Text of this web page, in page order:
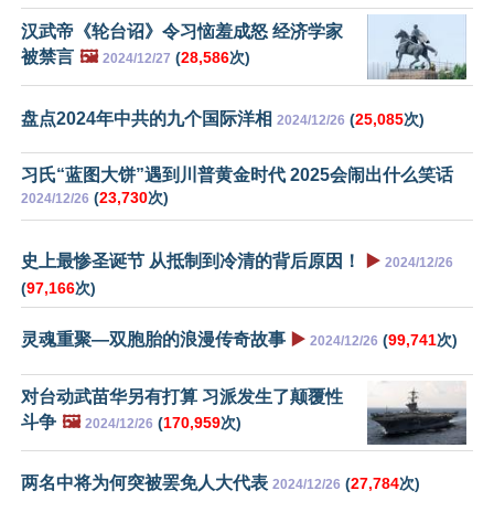
汉武帝《轮台诏》令习恼羞成怒 经济学家
被禁言 🖼️ 2024/12/27 (28,586次)
盘点2024年中共的九个国际洋相 2024/12/26 (25,085次)
习氏“蓝图大饼”遇到川普黄金时代 2025会闹出什么笑话
2024/12/26 (23,730次)
史上最惨圣诞节 从抵制到冷清的背后原因！ ▶️ 2024/12/26
(97,166次)
灵魂重聚—双胞胎的浪漫传奇故事 ▶️ 2024/12/26 (99,741次)
对台动武苗华另有打算 习派发生了颠覆性
斗争 🖼️ 2024/12/26 (170,959次)
两名中将为何突被罢免人大代表 2024/12/26 (27,784次)